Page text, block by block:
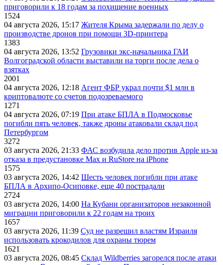
приговорили к 18 годам за похищение военных
1524
04 августа 2026, 15:17 Жителя Крыма задержали по делу о
производстве дронов при помощи 3D‑принтера
1383
04 августа 2026, 13:52 Грузовики экс-начальника ГАИ
Волгоградской области выставили на торги после дела о
взятках
2001
04 августа 2026, 12:18 Агент ФБР украл почти $1 млн в
криптовалюте со счетов подозреваемого
1271
04 августа 2026, 07:19 При атаке БПЛА в Подмосковье
погибли пять человек, также дроны атаковали склад под
Петербургом
3272
03 августа 2026, 21:33 ФАС возбудила дело против Apple из-за
отказа в предустановке Max и RuStore на iPhone
1575
03 августа 2026, 14:42 Шесть человек погибли при атаке
БПЛА в Архипо-Осиповке, еще 40 пострадали
2724
03 августа 2026, 14:00 На Кубани организаторов незаконной
миграции приговорили к 22 годам на троих
1657
03 августа 2026, 11:39 Суд не разрешил властям Израиля
использовать крокодилов для охраны тюрем
1621
03 августа 2026, 08:45 Склад Wildberries загорелся после атаки